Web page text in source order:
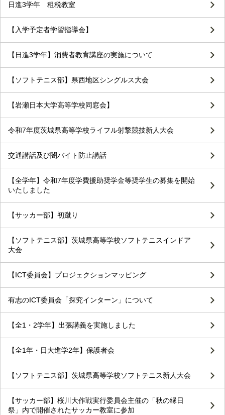
日進3学年 租税教室
【入学予定者学習指導会】
【日進3学年】消費者教育講座の実施について
【ソフトテニス部】県西地区シングルス大会
【岩瀬日本大学高等学校同窓会】
令和7年度茨城県高等学校ライフル射撃競技新人大会
交通講話及び闇バイト防止講話
【全学年】令和7年度学費援助奨学金等奨学生の募集を開始
いたしました
【サッカー部】初蹴り
【ソフトテニス部】茨城県高等学校ソフトテニスインドア
大会
【ICT委員会】プロジェクションマッピング
有志のICT委員会「探究インターン」について
【全1・2学年】出張講義を実施しました
【全1年・日大進学2年】保護者会
【ソフトテニス部】茨城県高等学校ソフトテニス新人大会
【サッカー部】桜川大作戦実行委員会主催の「秋の縁日
祭」内で開催されたサッカー教室に参加